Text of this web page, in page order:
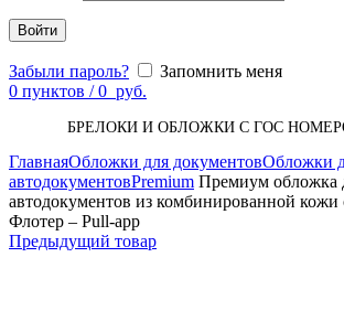
Войти
Забыли пароль?
Запомнить меня
0 пунктов / 0 руб.
БРЕЛОКИ И ОБЛОЖКИ С ГОС
ГлавнаяОбложки для документовОбложки
автодокументовPremium Премиум обложка
автодокументов из комбинированной
Флотер – Pull-app
Предыдущий товар